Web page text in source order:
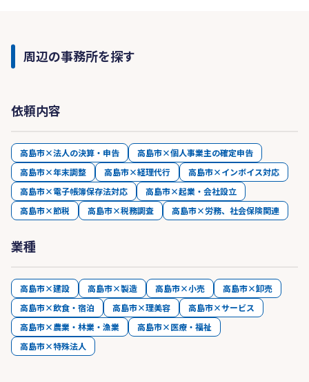
周辺の事務所を探す
依頼内容
高島市×法人の決算・申告
高島市×個人事業主の確定申告
高島市×年末調整
高島市×経理代行
高島市×インボイス対応
高島市×電子帳簿保存法対応
高島市×起業・会社設立
高島市×節税
高島市×税務調査 高島市×労務、社会保険関連
業種
高島市×建設 高島市×製造 高島市×小売
高島市×卸売
高島市×飲食・宿泊
高島市×理美容
高島市×サービス
高島市×農業・林業・漁業
高島市×医療・福祉
高島市×特殊法人